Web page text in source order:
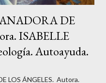
DE
ISABELLE
Autoayuda.
LOS ÁNGELES. Autora.